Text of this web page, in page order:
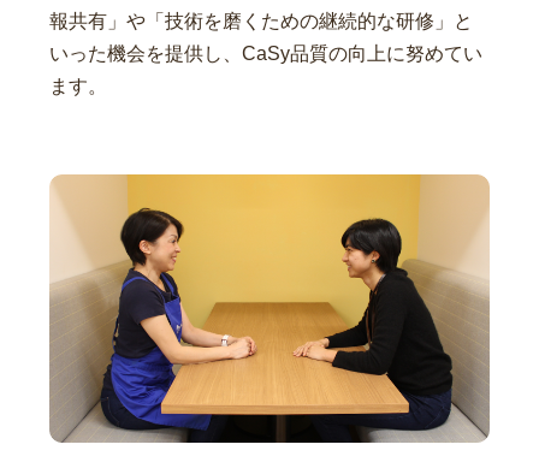
報共有」や「技術を磨くための継続的な研修」と
いった機会を提供し、CaSy品質の向上に努めてい
ます。